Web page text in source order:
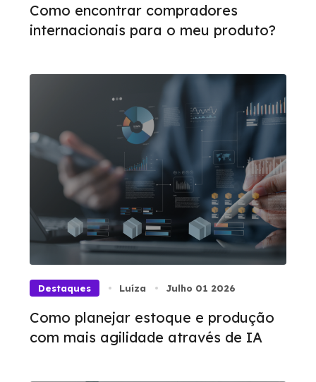
Como encontrar compradores
internacionais para o meu produto?
Destaques Luíza Julho 01 2026
Como planejar estoque e produção
com mais agilidade através de IA